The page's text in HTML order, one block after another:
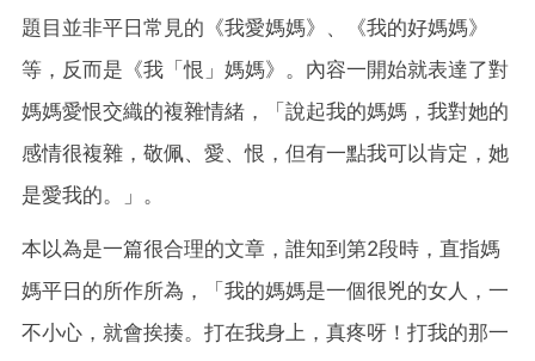
題目並非平日常見的《我愛媽媽》、《我的好媽媽》
等，反而是《我「恨」媽媽》。內容一開始就表達了對
媽媽愛恨交織的複雜情緒，「說起我的媽媽，我對她的
感情很複雜，敬佩、愛、恨，但有一點我可以肯定，她
是愛我的。」。
本以為是一篇很合理的文章，誰知到第2段時，直指媽
媽平日的所作所為，「我的媽媽是一個很兇的女人，一
不小心，就會挨揍。打在我身上，真疼呀！打我的那一